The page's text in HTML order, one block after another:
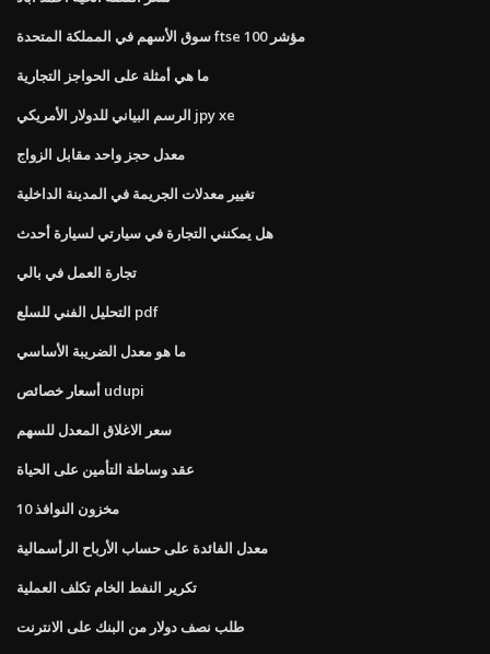
سوق الأسهم في المملكة المتحدة ftse 100 مؤشر
ما هي أمثلة على الحواجز التجارية
الرسم البياني للدولار الأمريكي jpy xe
معدل حجز واحد مقابل الزواج
تغيير معدلات الجريمة في المدينة الداخلية
هل يمكنني التجارة في سيارتي لسيارة أحدث
تجارة العمل في بالي
التحليل الفني للسلع pdf
ما هو معدل الضريبة الأساسي
أسعار خصائص udupi
سعر الاغلاق المعدل للسهم
عقد وساطة التأمين على الحياة
مخزون النوافذ 10
معدل الفائدة على حساب الأرباح الرأسمالية
تكرير النفط الخام تكلف العملية
طلب نصف دولار من البنك على الانترنت